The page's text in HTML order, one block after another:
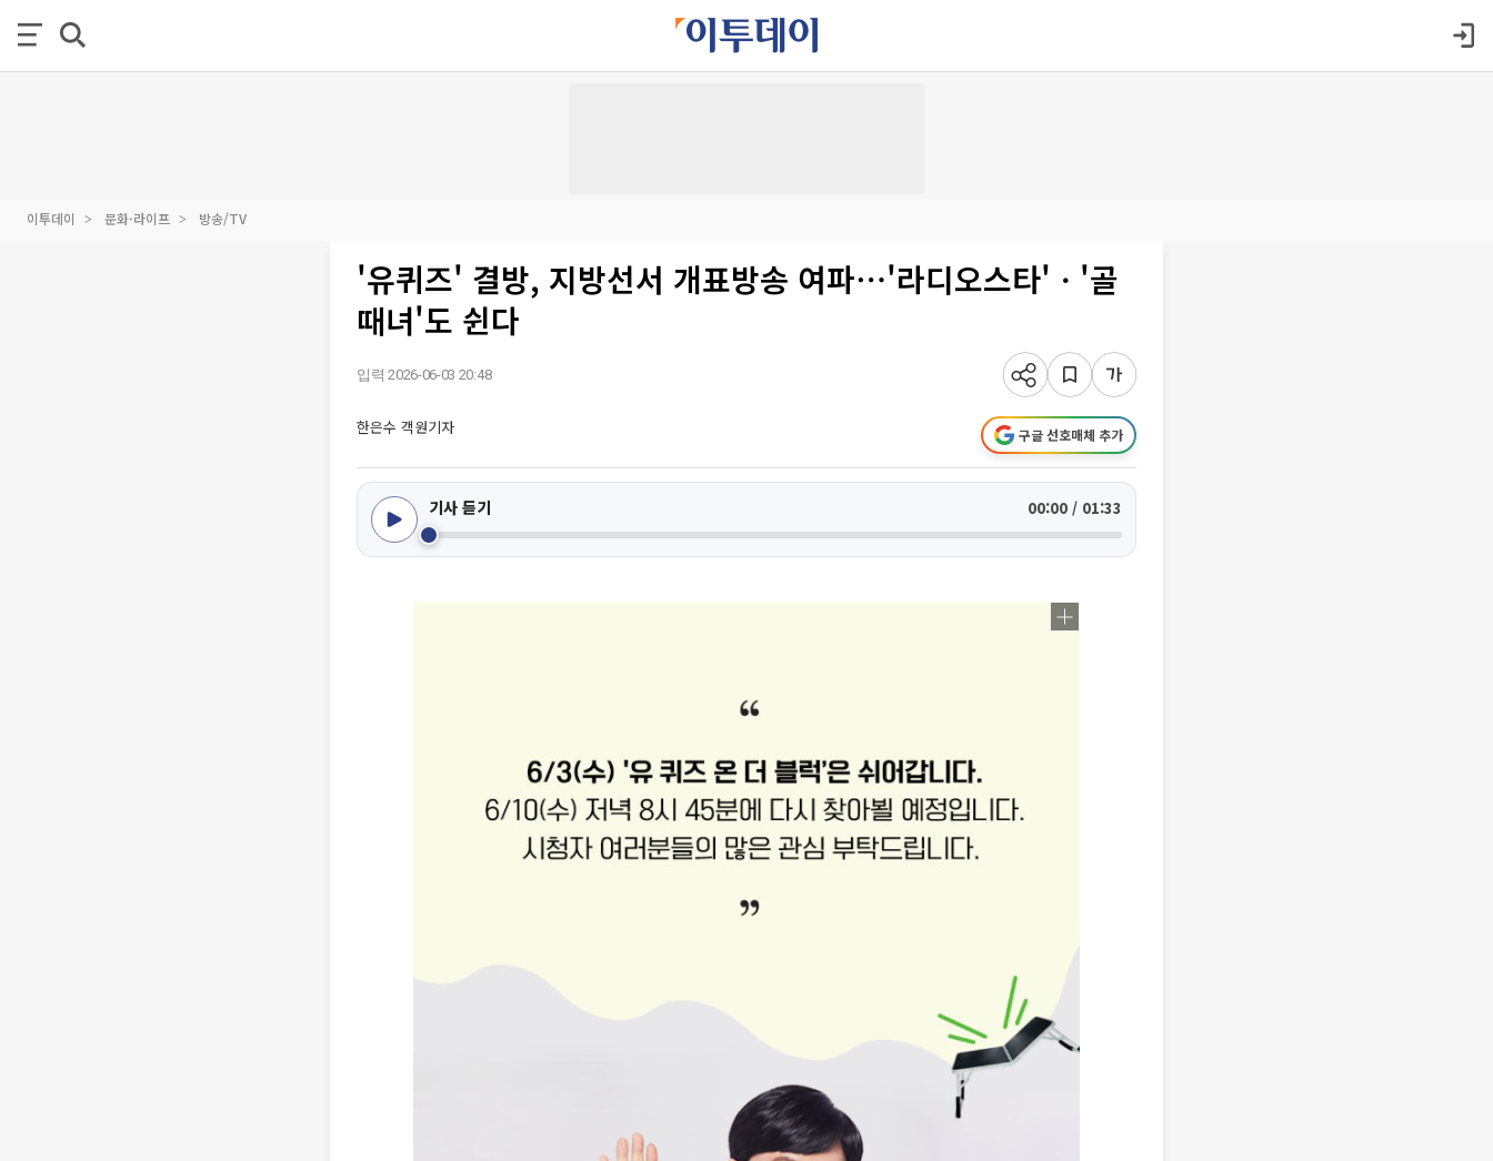
이투데이 문화·라이프 방송/TV
'유퀴즈' 결방, 지방선서 개표방송 여파⋯'라디오스타'ㆍ'골
때녀'도 쉰다
입력 2026-06-03 20:48
한은수 객원기자 구글 선호매체 추가
기사 듣기 00:00 / 01:33